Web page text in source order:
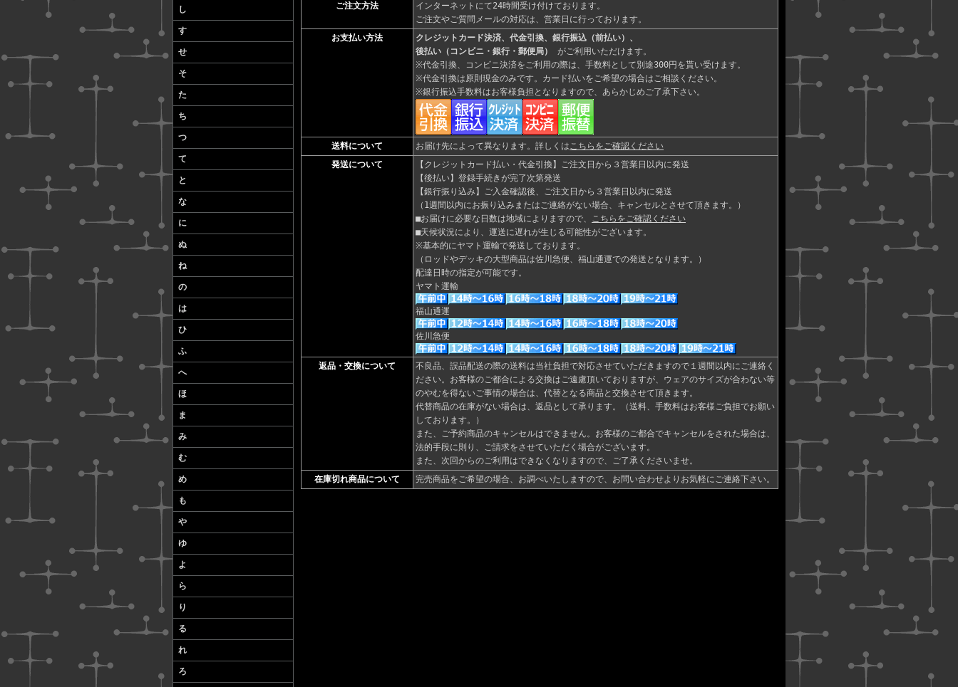
し
す
せ
そ
た
ち
つ
て
と
な
に
ぬ
ね
の
は
ひ
ふ
へ
ほ
ま
み
む
め
も
や
ゆ
よ
ら
り
る
れ
ろ
ご注文方法
インターネットにて24時間受け付けております。
ご注文やご質問メールの対応は、営業日に行っております。
お支払い方法
クレジットカード決済、代金引換、銀行振込（前払い）、
後払い（コンビニ・銀行・郵便局） がご利用いただけます。
※代金引換、コンビニ決済をご利用の際は、手数料として別途300円を貰い受けます。
※代金引換は原則現金のみです。カード払いをご希望の場合はご相談ください。
※銀行振込手数料はお客様負担となりますので、あらかじめご了承下さい。
送料について お届け先によって異なります。詳しくはこちらをご確認ください
発送について
【クレジットカード払い・代金引換】ご注文日から３営業日以内に発送
【後払い】登録手続きが完了次第発送
【銀行振り込み】ご入金確認後、ご注文日から３営業日以内に発送
（1週間以内にお振り込みまたはご連絡がない場合、キャンセルとさせて頂きます。）
■お届けに必要な日数は地域によりますので、 こちらをご確認ください
■天候状況により、運送に遅れが生じる可能性がございます。
※基本的にヤマト運輸で発送しております。
（ロッドやデッキの大型商品は佐川急便、福山通運での発送となります。）
配達日時の指定が可能です。
ヤマト運輸
福山通運
佐川急便
返品・交換について
不良品、誤品配送の際の送料は当社負担で対応させていただきますので１週間以内にご連絡く
ださい。お客様のご都合による交換はご遠慮頂いておりますが、ウェアのサイズが合わない等
のやむを得ないご事情の場合は、代替となる商品と交換させて頂きます。
代替商品の在庫がない場合は、返品として承ります。（送料、手数料はお客様ご負担でお願い
しております。）
また、ご予約商品のキャンセルはできません。お客様のご都合でキャンセルをされた場合は、
法的手段に則り、ご請求をさせていただく場合がございます。
また、次回からのご利用はできなくなりますので、ご了承くださいませ。
在庫切れ商品について
完売商品をご希望の場合、お調べいたしますので、お問い合わせよりお気軽にご連絡下さい。